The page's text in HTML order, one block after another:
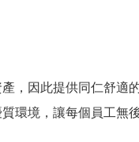
，因此提供同仁舒適
環境，讓每個員工無